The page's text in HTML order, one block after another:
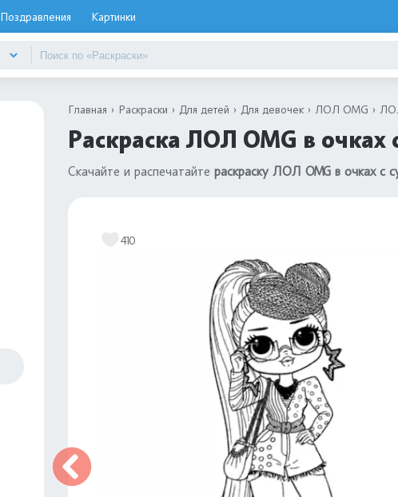
Поздравления Картинки
Главная Раскраски Для детей Для девочек ЛОЛ OMG
Раскраска ЛОЛ OMG в очках
Скачайте и распечатайте раскраску ЛОЛ OMG в очках с
410